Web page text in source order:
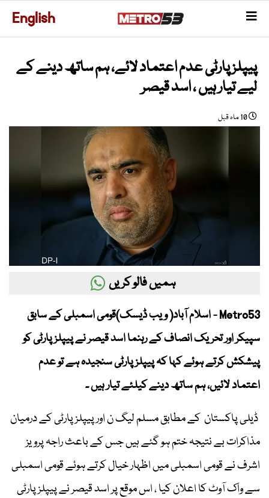
English
پیپلز پارٹی عدم اعتماد لائے، ہم ساتھ دینے کے
لیے تیار ہیں ، اسد قیصر
10 ماہ قبل
ہمیں فالو کریں
Metro53 - اسلام آباد( ویب ڈیسک)قومی اسمبلی کے سابق
سپیکر اور تحریک انصاف کے رہنما اسد قیصر نے پیپلز پارٹی کو
پیشکش کرتے ہوئے کہا کہ پیپلز پارٹی سنجیدہ ہے تو عدم
اعتماد لائیں، ہم ساتھ دینے کیلئے تیار ہیں ۔
ڈیلی پاکستان کے مطابق مسلم لیگ ن اور پیپلز پارٹی کے درمیان
مذاکرات بے نتیجہ ختم ہو گئے ہیں جس کے باعث راجہ پرویز
اشرف نے قومی اسمبلی میں اظہار خیال کرتے ہوئے قومی اسمبلی
سے واک آوٹ کا اعلان کیا ، اس موقع پر اسد قیصر نے پیپلز پارٹی